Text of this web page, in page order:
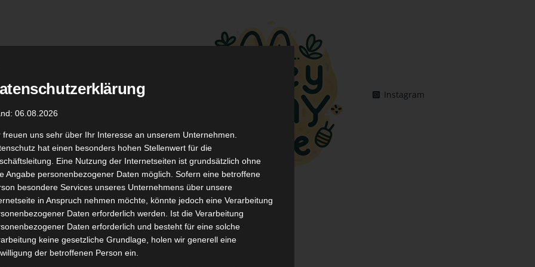
Düfte Coupon Codes Instagram
TikTok YouTube Kontakt
06.08.2026
freuen uns sehr über Ihr Interesse an unserem Unternehmen.
hat einen besonders hohen Stellenwert für die
Eine Nutzung der Internetseiten ist grundsätzlich ohne
Angabe personenbezogener Daten möglich. Sofern eine betroffene
besondere Services unseres Unternehmens über unsere
in Anspruch nehmen möchte, könnte jedoch eine Verarbeitung
Daten erforderlich werden. Ist die Verarbeitung
Daten erforderlich und besteht für eine solche
keine gesetzliche Grundlage, holen wir generell eine
der betroffenen Person ein.